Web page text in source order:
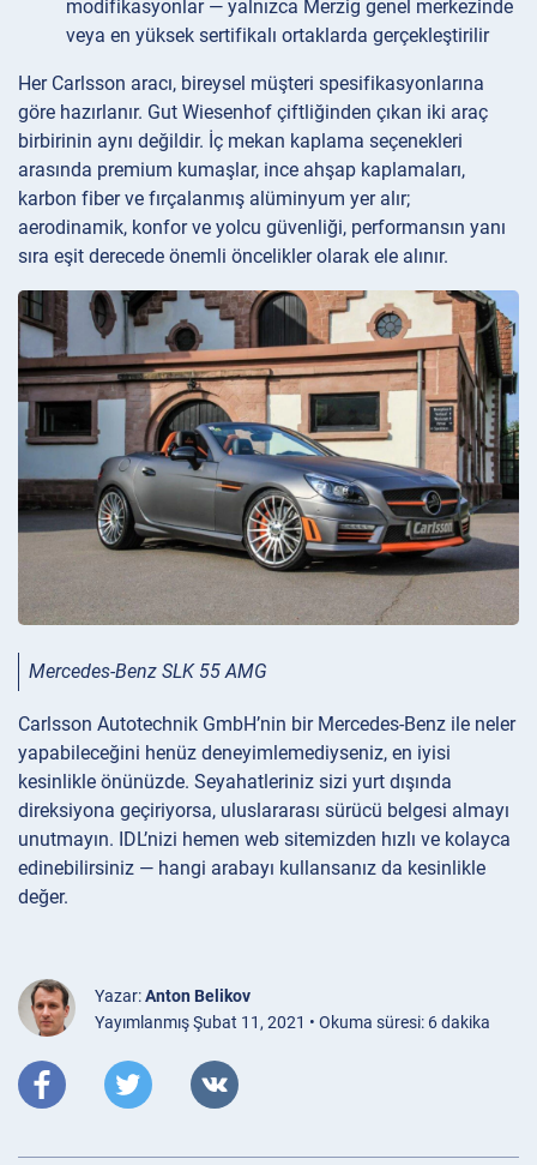
modifikasyonlar — yalnızca Merzig genel merkezinde
veya en yüksek sertifikalı ortaklarda gerçekleştirilir
Her Carlsson aracı, bireysel müşteri spesifikasyonlarına
göre hazırlanır. Gut Wiesenhof çiftliğinden çıkan iki araç
birbirinin aynı değildir. İç mekan kaplama seçenekleri
arasında premium kumaşlar, ince ahşap kaplamaları,
karbon fiber ve fırçalanmış alüminyum yer alır;
aerodinamik, konfor ve yolcu güvenliği, performansın yanı
sıra eşit derecede önemli öncelikler olarak ele alınır.
Mercedes-Benz SLK 55 AMG
Carlsson Autotechnik GmbH’nin bir Mercedes-Benz ile neler
yapabileceğini henüz deneyimlemediyseniz, en iyisi
kesinlikle önünüzde. Seyahatleriniz sizi yurt dışında
direksiyona geçiriyorsa, uluslararası sürücü belgesi almayı
unutmayın. IDL’nizi hemen web sitemizden hızlı ve kolayca
edinebilirsiniz — hangi arabayı kullansanız da kesinlikle
değer.
Yazar:Anton Belikov
Yayımlanmış Şubat 11, 2021 • Okuma süresi: 6 dakika